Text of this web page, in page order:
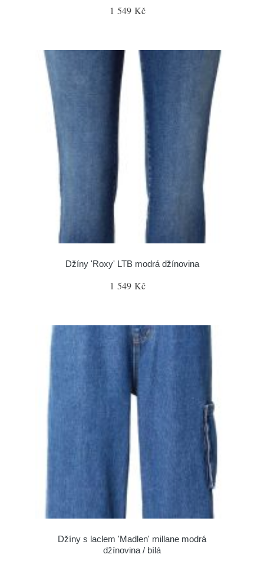
1 549 Kč
Džíny 'Roxy' LTB modrá džínovina
1 549 Kč
Džíny s laclem 'Madlen' millane modrá
džínovina / bílá